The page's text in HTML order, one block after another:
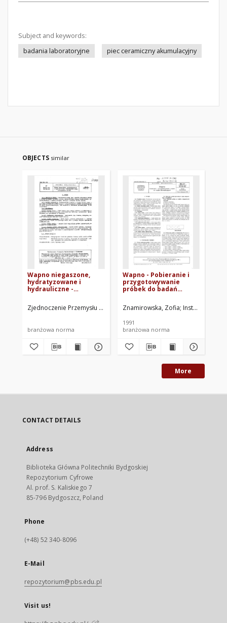
Subject and keywords:
badania laboratoryjne
piec ceramiczny akumulacyjny
OBJECTS similar
Wapno niegaszone,
hydratyzowane i
hydrauliczne -
przygotowywanie
próbek BN-65/6733-03
Zjednoczenie Przemysłu Wapienniczego i Gipsowego. Oprac.
branżowa norma
Wapno - Pobieranie i
przygotowywanie
próbek do badań
91/6733-03
Znamirowska, Zofia Instytut
1991
branżowa norma
More
CONTACT DETAILS
Address
Biblioteka Główna Politechniki Bydgoskiej
Repozytorium Cyfrowe
Al. prof. S. Kaliskiego 7
85-796 Bydgoszcz, Poland
Phone
(+48) 52 340-8096
E-Mail
repozytorium@pbs.edu.pl
Visit us!